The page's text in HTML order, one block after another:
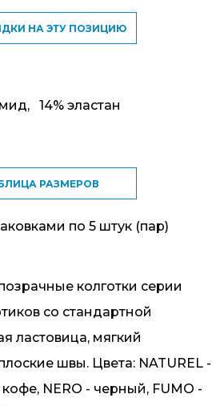
НА ЭТУ ПОЗИЦИЮ
14% эластан
РАЗМЕРОВ
по 5 штук (пар)
колготки серии
со стандартной
ластовица, мягкий
швы. Цвета: NATUREL -
NERO - черный, FUMO -